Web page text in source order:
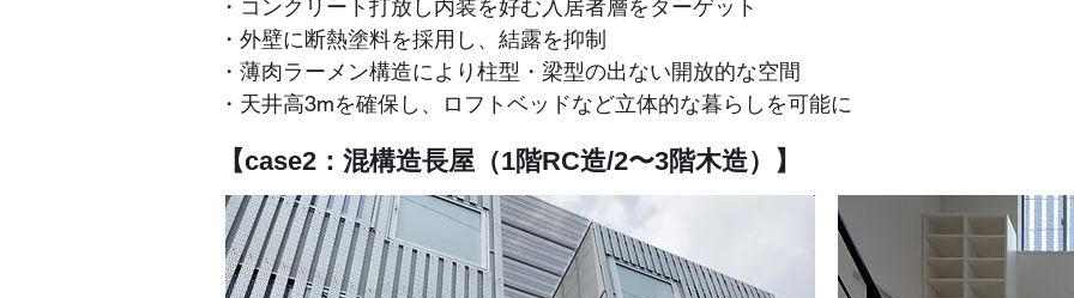
・コンクリート打放し内装を好む入居者層をターゲット
・外壁に断熱塗料を採用し、結露を抑制
・薄肉ラーメン構造により柱型・梁型の出ない開放的な空間
​・天井高3mを確保し、ロフトベッドなど立体的な暮らしを可能に
【case2：混構造長屋（1階RC造/2〜3階木造）】